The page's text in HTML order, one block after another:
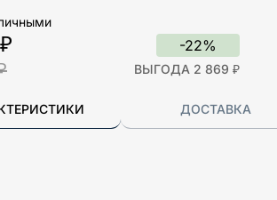
-22%
ВЫГОДА 2 869 ₽
ДОСТАВКА